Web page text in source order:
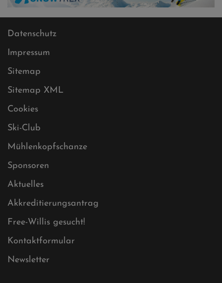
Datenschutz
Impressum
Sitemap
Sitemap XML
Cookies
Ski-Club
Mühlenkopfschanze
Sponsoren